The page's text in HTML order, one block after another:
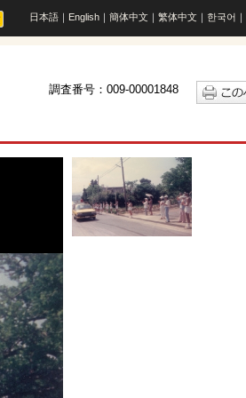
日本語 ｜ English ｜ 簡体中文 ｜ 繁体中文 ｜ 한국어 ｜
調査番号：009-00001848